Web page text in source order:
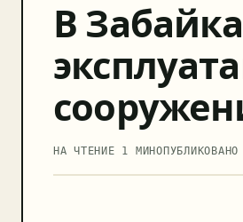
В
НА ЧТЕНИЕ 1 МИНОПУБЛИКОВАНО